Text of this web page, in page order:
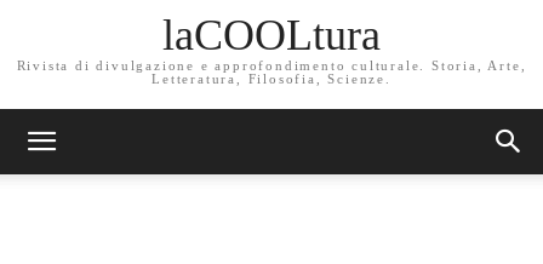
laCOOLtura
Rivista di divulgazione e approfondimento culturale. Storia, Arte,
Letteratura, Filosofia, Scienze.